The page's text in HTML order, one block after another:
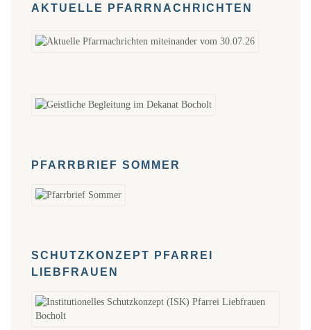
AKTUELLE PFARRNACHRICHTEN
PFARRBRIEF SOMMER
SCHUTZKONZEPT PFARREI
LIEBFRAUEN